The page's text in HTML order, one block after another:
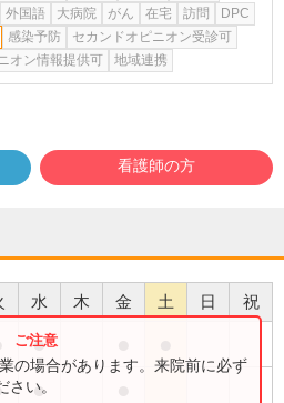
外国語 大病院 がん 在宅 訪問
DPC
感染予防
セカンドオピニオン受診可
オン情報提供可
地域連携
看護師の方
水 木 金 土 日 祝
●
●
の場合があります。来院前に必ず
い。